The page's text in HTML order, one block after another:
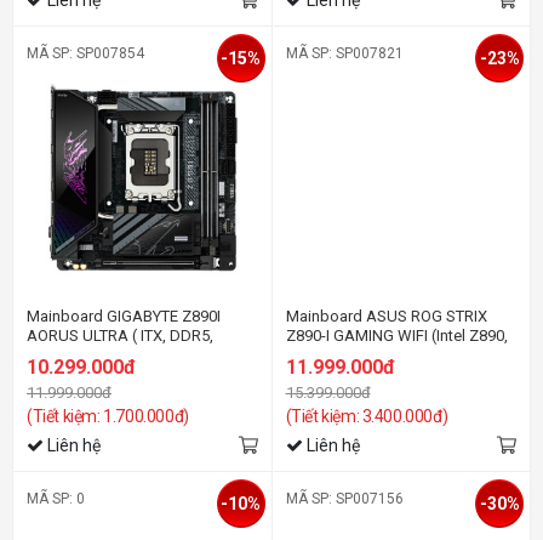
MÃ SP: SP007854
Mainboard GIGABYTE Z890I
AORUS ULTRA ( ITX, DDR5,
PCI5.0 )
10.299.000đ
11.999.000đ
(Tiết kiệm: 1.700.000đ)
-15%
Liên hệ
MÃ SP: SP007821
Mainboard ASUS ROG STRIX
Z890-I GAMING WIFI (Intel Z890,
Socket 1851, Mini-ATX, 2 khe
RAM DDR5)
11.999.000đ
15.399.000đ
(Tiết kiệm: 3.400.000đ)
-23%
Liên hệ
MÃ SP: 0 -10% MÃ SP: SP007156 -30%